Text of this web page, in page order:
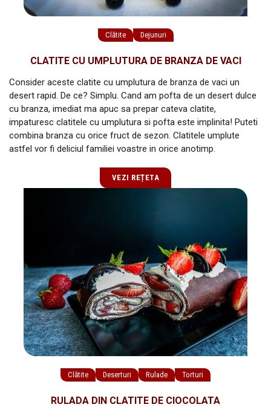
Clătite Dejunuri
CLATITE CU UMPLUTURA DE BRANZA DE VACI
Consider aceste clatite cu umplutura de branza de vaci un
desert rapid. De ce? Simplu. Cand am pofta de un desert dulce
cu branza, imediat ma apuc sa prepar cateva clatite,
impaturesc clatitele cu umplutura si pofta este implinita! Puteti
combina branza cu orice fruct de sezon. Clatitele umplute
astfel vor fi deliciul familiei voastre in orice anotimp.
VEZI REȚETA
Clătite Deserturi Rulade Torturi
RULADA DIN CLATITE DE CIOCOLATA